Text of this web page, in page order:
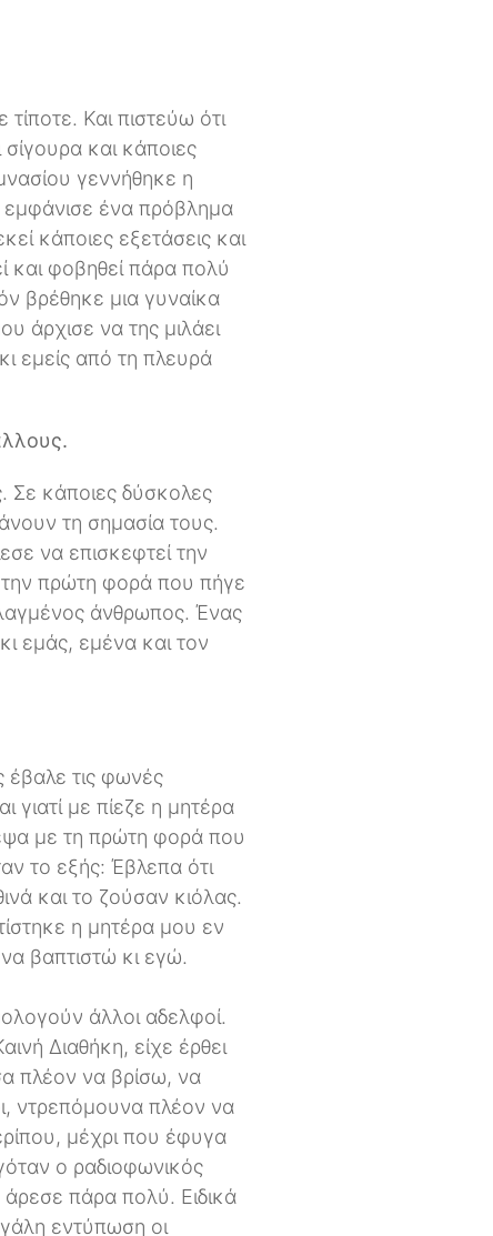
Και πιστεύω ότι
και κάποιες
γεννήθηκε η
ένα πρόβλημα
κάποιες εξετάσεις και
και φοβηθεί πάρα πολύ
βρέθηκε μια γυναίκα
άρχισε να της μιλάει
εμείς από τη πλευρά
Σε κάποιες δύσκολες
τη σημασία τους.
να επισκεφτεί την
την πρώτη φορά που πήγε
άνθρωπος. Ένας
εμάς, εμένα και τον
έβαλε τις φωνές
με πίεζε η μητέρα
με τη πρώτη φορά που
το εξής: Έβλεπα ότι
και το ζούσαν κιόλας.
η μητέρα μου εν
βαπτιστώ κι εγώ.
άλλοι αδελφοί.
Διαθήκη, είχε έρθει
πλέον να βρίσω, να
ντρεπόμουνα πλέον να
μέχρι που έφυγα
ο ραδιοφωνικός
πάρα πολύ. Ειδικά
εντύπωση οι